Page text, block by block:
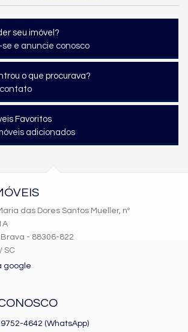
seu imóvel?
e anuncie conosco
o que procurava?
Favoritos
adicionados
das Dores Santos Mueller, nº
Brava - 88306-822
SC
google
4642 (WhatsApp)